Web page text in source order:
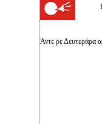
Άντε ρε Δευτεράρα